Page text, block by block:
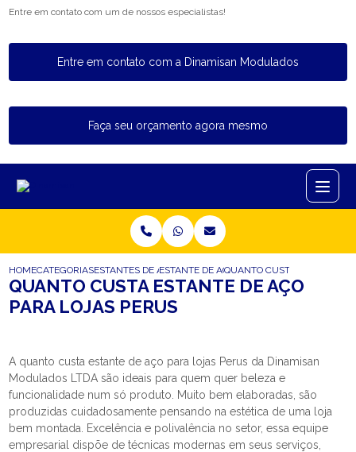
Entre em contato com um de nossos especialistas!
Entre em contato com a Dinamisan Modulados
Faça seu orçamento agora mesmo
HOMECATEGORIASESTANTES DE ACOESTANTE DE ACO PARA LOJAS
QUANTO CUSTA ESTANTE
QUANTO CUSTA ESTANTE DE AÇO
PARA LOJAS PERUS
A quanto custa estante de aço para lojas Perus da Dinamisan
Modulados LTDA são ideais para quem quer beleza e
funcionalidade num só produto. Muito bem elaboradas, são
produzidas cuidadosamente pensando na estética de uma loja
bem montada. Excelência e polivalência no setor, essa equipe
empresarial dispõe de técnicas modernas em seus serviços,